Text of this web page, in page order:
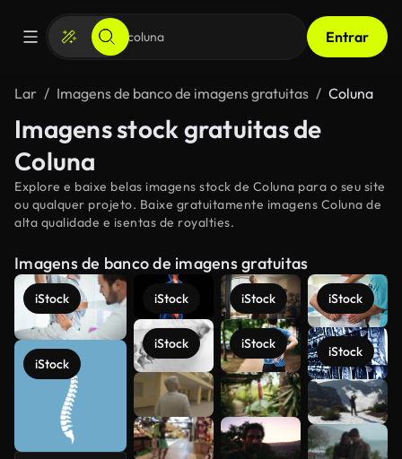
Entrar
Lar Imagens de banco de imagens gratuitas Coluna
Imagens stock gratuitas de
Coluna
Explore e baixe belas imagens stock de Coluna para o seu site
ou qualquer projeto. Baixe gratuitamente imagens Coluna de
alta qualidade e isentas de royalties.
Imagens de banco de imagens gratuitas
iStock
iStock
iStock
iStock
iStock
iStock
iStock
iStock
Veja mais